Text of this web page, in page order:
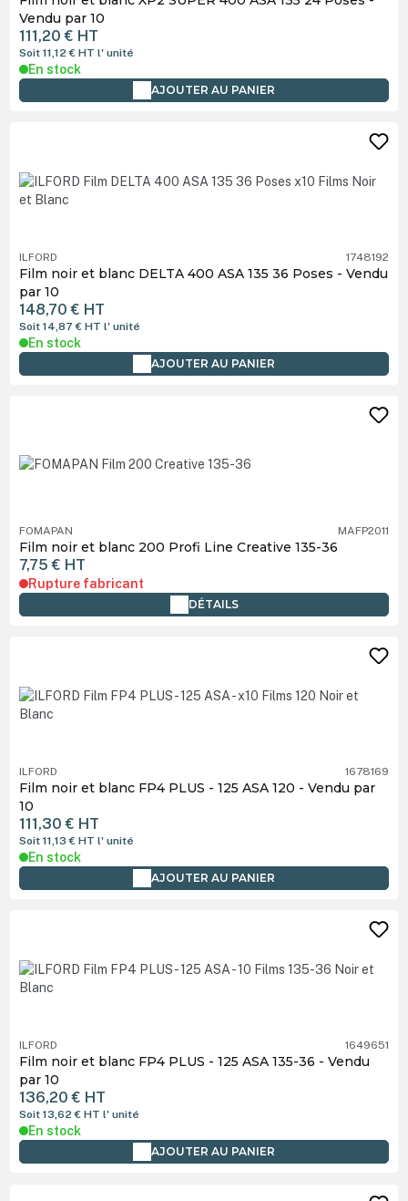
Vendu par 10
111,20 € HT
Soit 11,12 €HTl' unité
En stock
AJOUTER AU PANIER
ILFORD 1748192
Film noir et blanc DELTA 400 ASA 135 36 Poses - Vendu
par 10
148,70 € HT
Soit 14,87 €HTl' unité
En stock
AJOUTER AU PANIER
FOMAPAN MAFP2011
Film noir et blanc 200 Profi Line Creative 135-36
7,75 € HT
Rupture fabricant
DÉTAILS
ILFORD 1678169
Film noir et blanc FP4 PLUS - 125 ASA 120 - Vendu par
10
111,30 € HT
Soit 11,13 €HTl' unité
En stock
AJOUTER AU PANIER
ILFORD 1649651
Film noir et blanc FP4 PLUS - 125 ASA 135-36 - Vendu
par 10
136,20 € HT
Soit 13,62 €HTl' unité
En stock
AJOUTER AU PANIER